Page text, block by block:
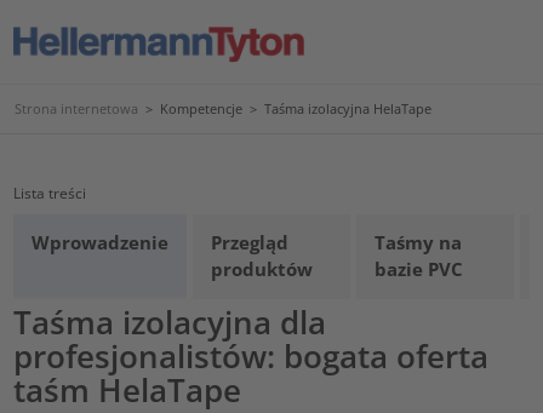
Strona internetowa > Kompetencje > Taśma izolacyjna HelaTape
Lista treści
Wprowadzenie
Przegląd
produktów
Taśmy na
bazie PVC
Taśma izolacyjna dla
profesjonalistów: bogata oferta
taśm HelaTape